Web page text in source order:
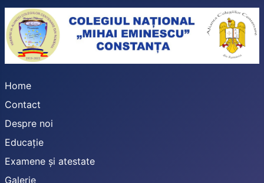
Home
Contact
Despre noi
Educație
Examene și atestate
Galerie